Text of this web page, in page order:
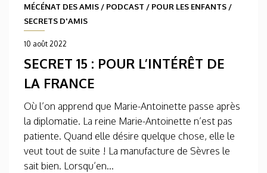
MÉCÉNAT DES AMIS / PODCAST / POUR LES ENFANTS /
SECRETS D'AMIS
10 août 2022
SECRET 15 : POUR L’INTÉRÊT DE
LA FRANCE
Où l’on apprend que Marie-Antoinette passe après
la diplomatie. La reine Marie-Antoinette n’est pas
patiente. Quand elle désire quelque chose, elle le
veut tout de suite ! La manufacture de Sèvres le
sait bien. Lorsqu’en...